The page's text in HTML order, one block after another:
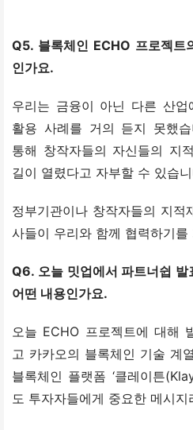
Q5. 블록체인 ECHO 프로젝트
인가요.
우리는 금융이 아닌 다른 산업
활용 사례를 거의 듣지 못했습
통해 창작자들의 자신들의 지
길이 열렸다고 자부할 수 있습
정부기관이나 창작자들의 지적
사들이 우리와 함께 협력하기를
Q6. 오늘 밋업에서 파트너쉽
어떤 내용인가요.
오늘 ECHO 프로젝트에 대해
고 카카오의 블록체인 기술 계
블록체인 플랫폼 ‘클레이튼
도 투자자들에게 중요한 메시지